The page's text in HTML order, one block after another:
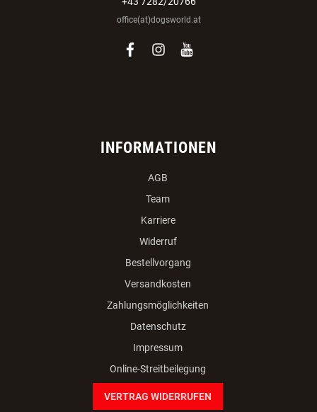
office(at)dogsworld.at
facebook
instagram
youtube
INFORMATIONEN
AGB
Team
Karriere
Widerruf
Bestellvorgang
Versandkosten
Zahlungsmöglichkeiten
Datenschutz
Impressum
Online-Streitbeilegung
VERTRAG WIDERRUFEN